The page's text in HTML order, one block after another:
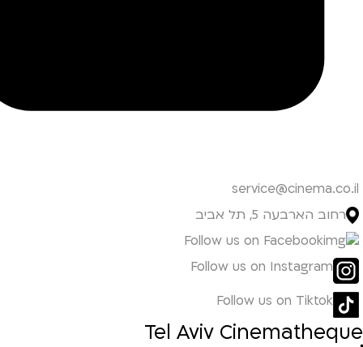
service@cinema.co.il
רחוב הארבעה 5, תל אביב
Follow us on Facebook
Follow us on Instagram
Follow us on Tiktok
Tel Aviv Cinematheque